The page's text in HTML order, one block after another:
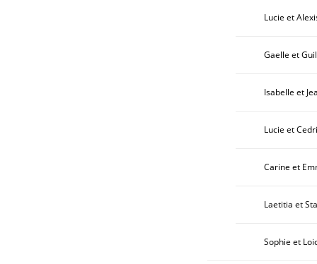
Lucie et
Gaelle et
Isabelle et
Lucie et
Carine et
Laetitia et
Sophie et